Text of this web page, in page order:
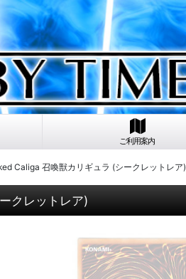
ご利用案内
Caliga 召喚獣カリギュラ (シークレットレア)
クレットレア)